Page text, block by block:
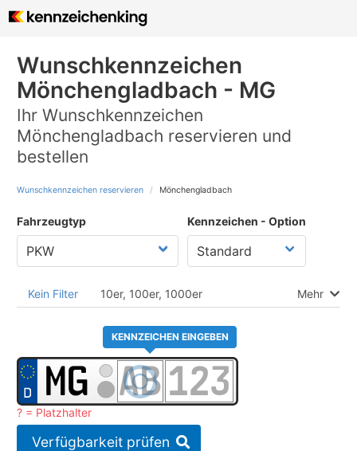
Wunschkennzeichen
Mönchengladbach - MG
Ihr Wunschkennzeichen
Mönchengladbach reservieren und
bestellen
Wunschkennzeichen reservieren Mönchengladbach
Fahrzeugtyp Kennzeichen - Option
Kein Filter 10er, 100er, 1000er Mehr
KENNZEICHEN EINGEBEN
? = Platzhalter
Verfügbarkeit prüfen